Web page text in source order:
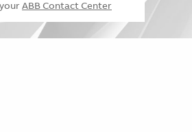
ABB Contact Center